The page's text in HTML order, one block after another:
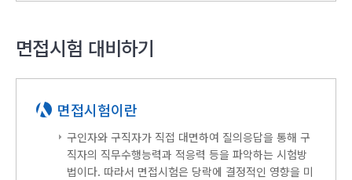
면접시험 대비하기
면접시험이란
구인자와 구직자가 직접 대면하여 질의응답을 통해 구
직자의 직무수행능력과 적응력 등을 파악하는 시험방
법이다. 따라서 면접시험은 당락에 결정적인 영향을 미